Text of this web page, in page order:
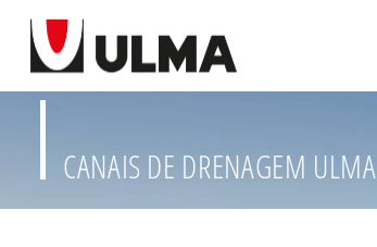
CANAIS DE DRENAGEM ULMA